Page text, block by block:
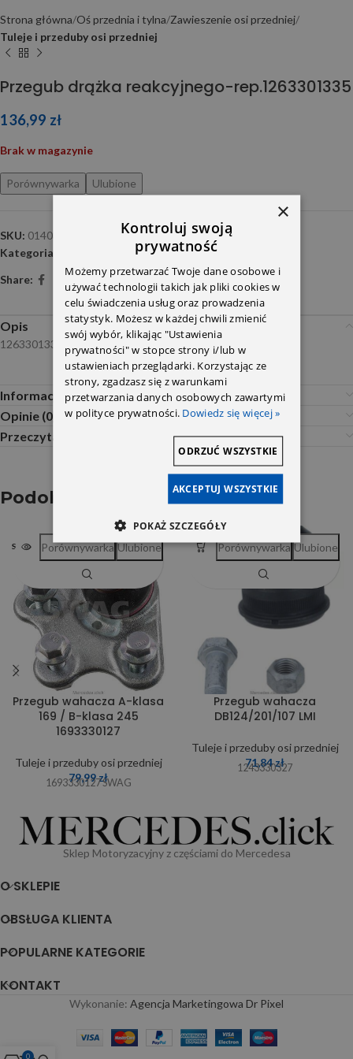
Strona główna Oś przednia i tylna Zawieszenie osi przedniej
Tuleje i przeduby osi przedniej
Przegub drążka reakcyjnego-rep.1263301335
136,99 zł
Brak w magazynie
Porównywarka Ulubione
SKU: 0140330106
Kategoria:
Tuleje i przeduby osi przedniej
Share:
Opis
1263301335
Informacje dodatkowe
Opinie (0)
Przeczytaj Przed Zakupem
Podobne produkty
SOLD OUT
Przegub wahacza A-klasa
169 / B-klasa 245
1693330127
Tuleje i przeduby osi przedniej
79,99zł
1693330127 SWAG
Porównywarka Ulubione
Przegub wahacza
DB124/201/107 LMI
Tuleje i przeduby osi przedniej
71,84zł
1243330327
Porównywarka Ulubione
Sklep Motoryzacyjny z częściami do Mercedesa
O SKLEPIE
OBSŁUGA KLIENTA
POPULARNE KATEGORIE
KONTAKT
Wykonanie: Agencja Marketingowa Dr Pixel
0
×
Kontroluj swoją
prywatność
Możemy przetwarzać Twoje dane osobowe i
używać technologii takich jak pliki cookies w
celu świadczenia usług oraz prowadzenia
statystyk. Możesz w każdej chwili zmienić
swój wybór, klikając "Ustawienia
prywatności" w stopce strony i/lub w
ustawieniach przeglądarki. Korzystając ze
strony, zgadzasz się z warunkami
przetwarzania danych osobowych zawartymi
w polityce prywatności. Dowiedz się więcej »
AKCEPTUJ WSZYSTKIE
ODRZUĆ WSZYSTKIE
POKAŻ SZCZEGÓŁY